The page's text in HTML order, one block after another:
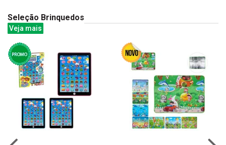
Seleção Brinquedos
Veja mais